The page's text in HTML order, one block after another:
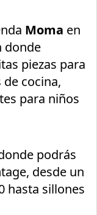
Moma en
donde
piezas para
cocina,
para niños
podrás
desde un
hasta sillones